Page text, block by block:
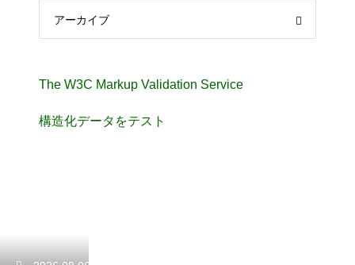
アーカイブ
The W3C Markup Validation Service
構造化データをテスト